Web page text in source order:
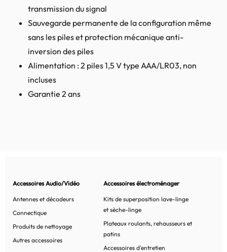
transmission du signal
Sauvegarde permanente de la configuration même
sans les piles et protection mécanique anti-
inversion des piles
Alimentation : 2 piles 1,5 V type AAA/LR03, non
incluses
Garantie 2 ans
Accessoires Audio/Vidéo
Antennes et décodeurs
Connectique
Produits de nettoyage
Autres accessoires
Accessoires électroménager
Kits de superposition lave-linge
et sèche-linge
Plateaux roulants, rehausseurs et
patins
Accessoires d'entretien